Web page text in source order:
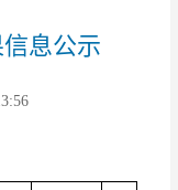
息公示